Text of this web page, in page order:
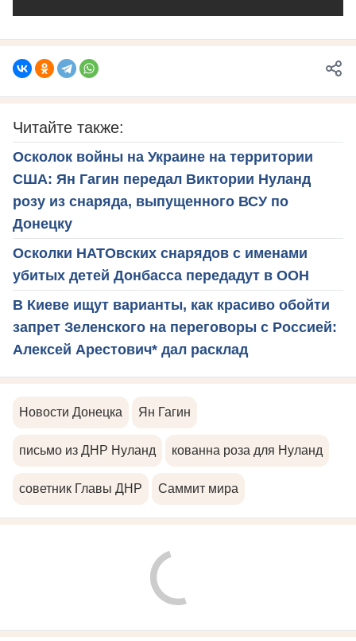
Читайте также:
Осколок войны на Украине на территории
США: Ян Гагин передал Виктории Нуланд
розу из снаряда, выпущенного ВСУ по
Донецку
Осколки НАТОвских снарядов с именами
убитых детей Донбасса передадут в ООН
В Киеве ищут варианты, как красиво обойти
запрет Зеленского на переговоры с Россией:
Алексей Арестович* дал расклад
Новости Донецка Ян Гагин
письмо из ДНР Нуланд кованна роза для Нуланд
советник Главы ДНР Саммит мира